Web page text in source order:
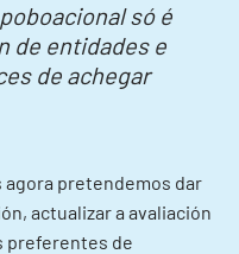
só é
de entidades e
de achegar
agora pretendemos dar
actualizar a avaliación
preferentes de